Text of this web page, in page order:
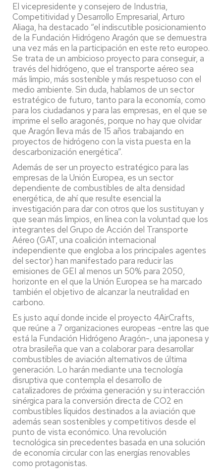
El vicepresidente y consejero de Industria,
Competitividad y Desarrollo Empresarial, Arturo
Aliaga, ha destacado “el indiscutible posicionamiento
de la Fundación Hidrógeno Aragón que se demuestra
una vez más en la participación en este reto europeo.
Se trata de un ambicioso proyecto para conseguir, a
través del hidrógeno, que el transporte aéreo sea
más limpio, más sostenible y más respetuoso con el
medio ambiente. Sin duda, hablamos de un sector
estratégico de futuro, tanto para la economía, como
para los ciudadanos y para las empresas, en el que se
imprime el sello aragonés, porque no hay que olvidar
que Aragón lleva más de 15 años trabajando en
proyectos de hidrógeno con la vista puesta en la
descarbonización energética”.
Además de ser un proyecto estratégico para las
empresas de la Unión Europea, es un sector
dependiente de combustibles de alta densidad
energética, de ahí que resulte esencial la
investigación para dar con otros que los sustituyan y
que sean más limpios, en línea con la voluntad que los
integrantes del Grupo de Acción del Transporte
Aéreo (GAT, una coalición internacional
independiente que engloba a los principales agentes
del sector) han manifestado para reducir las
emisiones de GEI al menos un 50% para 2050,
horizonte en el que la Unión Europea se ha marcado
también el objetivo de alcanzar la neutralidad en
carbono.
Es justo aquí donde incide el proyecto 4AirCrafts,
que reúne a 7 organizaciones europeas -entre las que
está la Fundación Hidrógeno Aragón-, una japonesa y
otra brasileña que van a colaborar para desarrollar
combustibles de aviación alternativos de última
generación. Lo harán mediante una tecnología
disruptiva que contempla el desarrollo de
catalizadores de próxima generación y su interacción
sinérgica para la conversión directa de CO2 en
combustibles líquidos destinados a la aviación que
además sean sostenibles y competitivos desde el
punto de vista económico. Una revolución
tecnológica sin precedentes basada en una solución
de economía circular con las energías renovables
como protagonistas.